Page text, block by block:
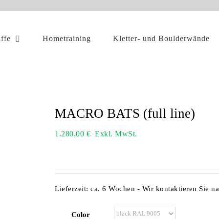
Hometraining Kletter- und Boulderwände
MACRO BATS (full line)
1.280,00 € Exkl. MwSt.
Lieferzeit: ca. 6 Wochen - Wir kontaktieren Sie
Color